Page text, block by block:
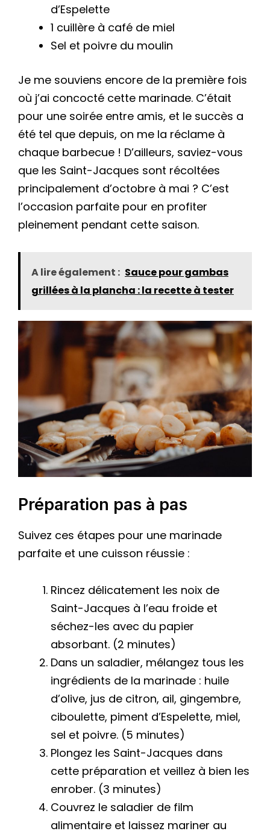
d’Espelette
1 cuillère à café de miel
Sel et poivre du moulin
Je me souviens encore de la première fois
où j’ai concocté cette marinade. C’était
pour une soirée entre amis, et le succès a
été tel que depuis, on me la réclame à
chaque barbecue ! D’ailleurs, saviez-vous
que les Saint-Jacques sont récoltées
principalement d’octobre à mai ? C’est
l’occasion parfaite pour en profiter
pleinement pendant cette saison.
A lire également : Sauce pour gambas
grillées à la plancha : la recette à tester
Préparation pas à pas
Suivez ces étapes pour une marinade
parfaite et une cuisson réussie :
Rincez délicatement les noix de
Saint-Jacques à l’eau froide et
séchez-les avec du papier
absorbant. (2 minutes)
Dans un saladier, mélangez tous les
ingrédients de la marinade : huile
d’olive, jus de citron, ail, gingembre,
ciboulette, piment d’Espelette, miel,
sel et poivre. (5 minutes)
Plongez les Saint-Jacques dans
cette préparation et veillez à bien les
enrober. (3 minutes)
Couvrez le saladier de film
alimentaire et laissez mariner au